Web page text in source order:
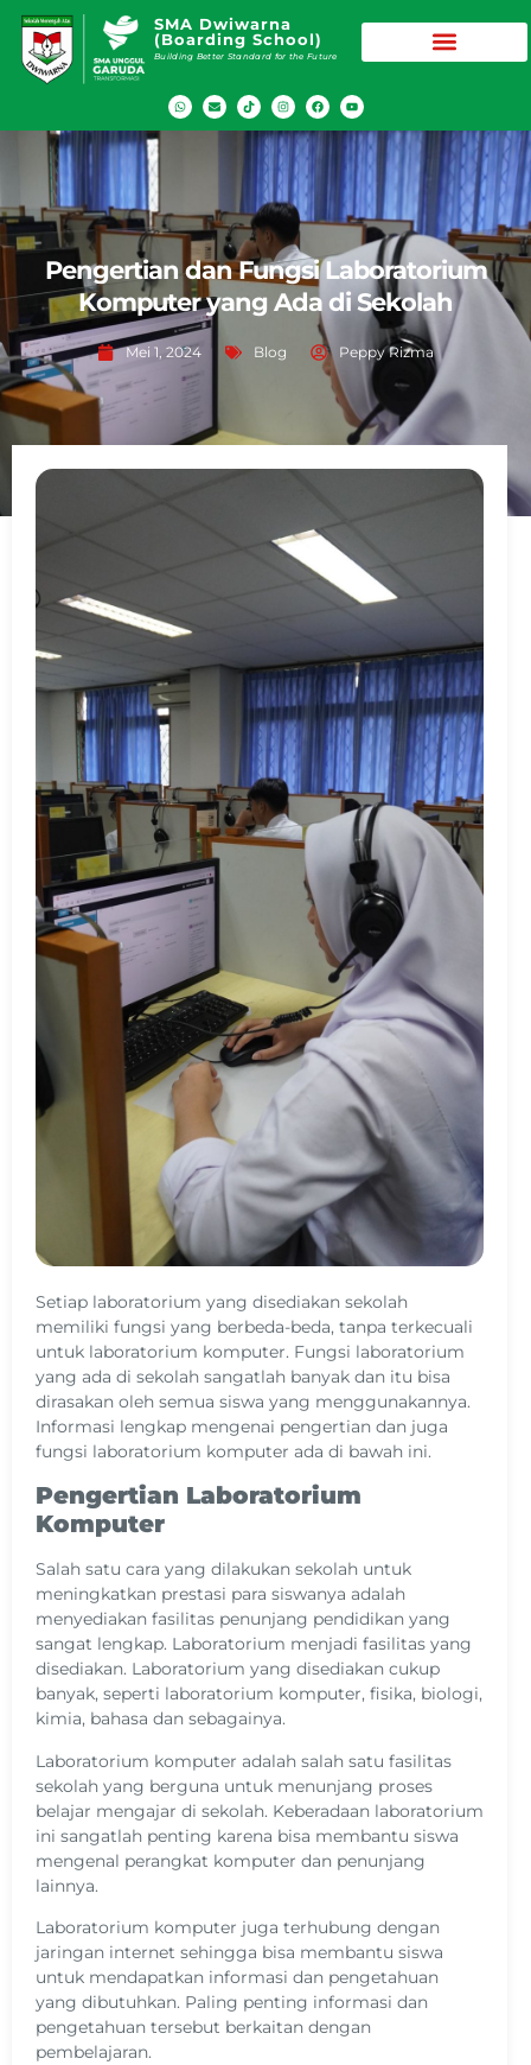
SMA Dwiwarna
(Boarding School)
Building Better Standard for the Future
Pengertian dan Fungsi Laboratorium
Komputer yang Ada di Sekolah
Mei 1, 2024 Blog Peppy Rizma
Setiap laboratorium yang disediakan sekolah
memiliki fungsi yang berbeda-beda, tanpa terkecuali
untuk laboratorium komputer. Fungsi laboratorium
yang ada di sekolah sangatlah banyak dan itu bisa
dirasakan oleh semua siswa yang menggunakannya.
Informasi lengkap mengenai pengertian dan juga
fungsi laboratorium komputer ada di bawah ini.
Pengertian Laboratorium
Komputer
Salah satu cara yang dilakukan sekolah untuk
meningkatkan prestasi para siswanya adalah
menyediakan fasilitas penunjang pendidikan yang
sangat lengkap. Laboratorium menjadi fasilitas yang
disediakan. Laboratorium yang disediakan cukup
banyak, seperti laboratorium komputer, fisika, biologi,
kimia, bahasa dan sebagainya.
Laboratorium komputer adalah salah satu fasilitas
sekolah yang berguna untuk menunjang proses
belajar mengajar di sekolah. Keberadaan laboratorium
ini sangatlah penting karena bisa membantu siswa
mengenal perangkat komputer dan penunjang
lainnya.
Laboratorium komputer juga terhubung dengan
jaringan internet sehingga bisa membantu siswa
untuk mendapatkan informasi dan pengetahuan
yang dibutuhkan. Paling penting informasi dan
pengetahuan tersebut berkaitan dengan
pembelajaran.